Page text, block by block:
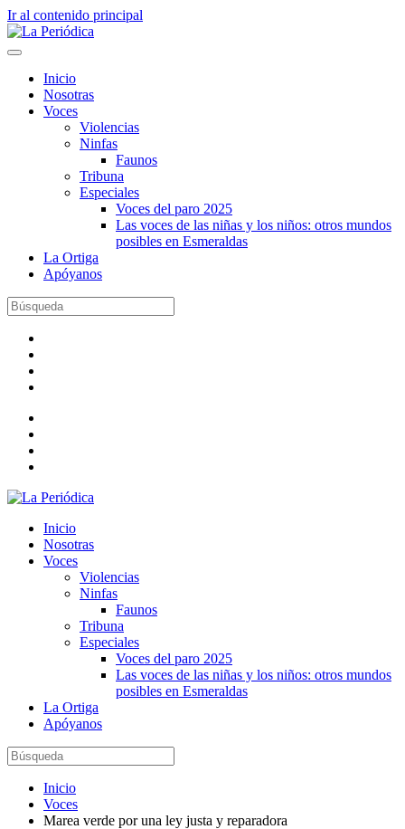
Ir al contenido principal
Inicio
Nosotras
Voces
Violencias
Ninfas
Faunos
Tribuna
Especiales
Voces del paro 2025
Las voces de las niñas y los niños: otros mundos
posibles en Esmeraldas
La Ortiga
Apóyanos
Inicio
Nosotras
Voces
Violencias
Ninfas
Faunos
Tribuna
Especiales
Voces del paro 2025
Las voces de las niñas y los niños: otros mundos
posibles en Esmeraldas
La Ortiga
Apóyanos
Inicio
Voces
Marea verde por una ley justa y reparadora